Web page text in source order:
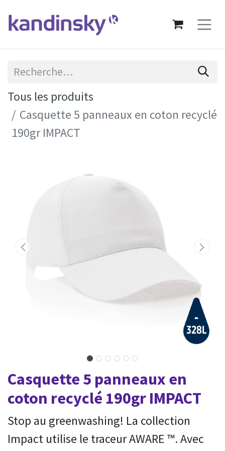
Tous les produits
Casquette 5 panneaux en coton recyclé
190gr IMPACT
Casquette 5 panneaux en
coton recyclé 190gr IMPACT
Stop au greenwashing! La collection
Impact utilise le traceur AWARE ™. Avec